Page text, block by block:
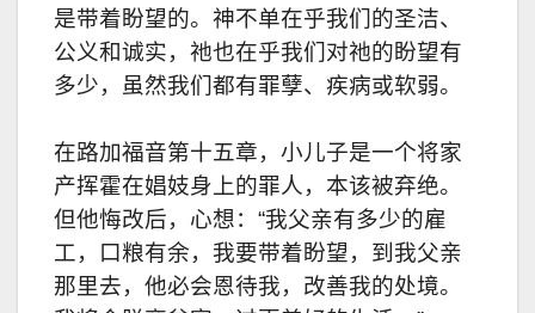
是带着盼望的。神不单在乎我们的圣洁、
公义和诚实，祂也在乎我们对祂的盼望有
多少，虽然我们都有罪孽、疾病或软弱。
在路加福音第十五章，小儿子是一个将家
产挥霍在娼妓身上的罪人，本该被弃绝。
但他悔改后，心想：“我父亲有多少的雇
工，口粮有余，我要带着盼望，到我父亲
那里去，他必会恩待我，改善我的处境。